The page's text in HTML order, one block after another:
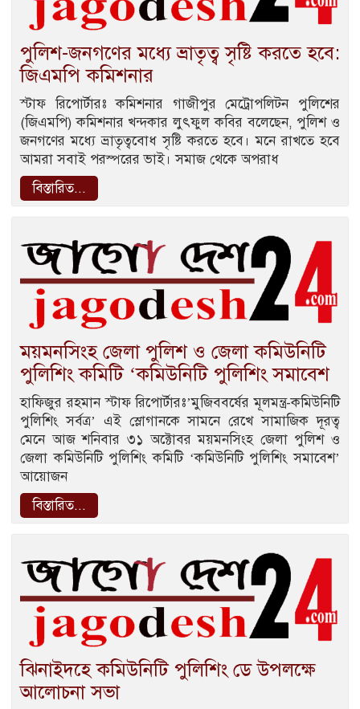
পুলিশ-জনগণের মধ্যে ভ্রাতৃত্ব সৃষ্টি করতে হবে:
জিএমপি কমিশনার
স্টাফ রিপোর্টারঃ কমিশনার গাজীপুর মেট্রোপলিটন পুলিশের
(জিএমপি) কমিশনার খন্দকার লুৎফুল কবির বলেছেন, পুলিশ ও
জনগণের মধ্যে ভ্রাতৃত্ববোধ সৃষ্টি করতে হবে। মনে রাখতে হবে
আমরা সবাই পরস্পরের ভাই। সমাজ থেকে অপরাধ
বিস্তারিত...
ময়মনসিংহ জেলা পুলিশ ও জেলা কমিউনিটি
পুলিশিং কমিটি ‘কমিউনিটি পুলিশিং সমাবেশ
হাফিজুর রহমান স্টাফ রিপোর্টারঃ’মুজিববর্ষের মূলমন্ত্র-কমিউনিটি
পুলিশিং সর্বত্র’ এই স্লোগানকে সামনে রেখে সামাজিক দূরত্ব
মেনে আজ শনিবার ৩১ অক্টোবর ময়মনসিংহ জেলা পুলিশ ও
জেলা কমিউনিটি পুলিশিং কমিটি ‘কমিউনিটি পুলিশিং সমাবেশ’
আয়োজন
বিস্তারিত...
ঝিনাইদহে কমিউনিটি পুলিশিং ডে উপলক্ষে
আলোচনা সভা